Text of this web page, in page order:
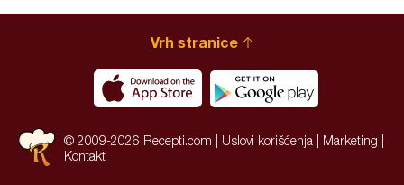
Vrh stranice
© 2009-2026 Recepti.com | Uslovi korišćenja Marketing
Kontakt